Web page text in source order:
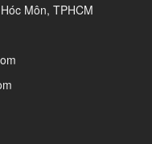
Môn, TPHCM